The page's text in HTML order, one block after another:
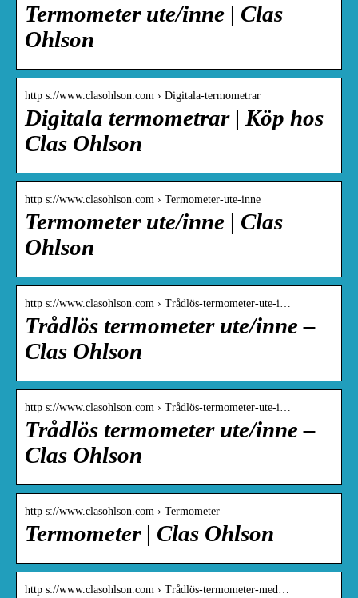
Termometer ute/inne | Clas
Ohlson
http s://www.clasohlson.com › Digitala-termometrar
Digitala termometrar | Köp hos
Clas Ohlson
http s://www.clasohlson.com › Termometer-ute-inne
Termometer ute/inne | Clas
Ohlson
http s://www.clasohlson.com › Trådlös-termometer-ute-i…
Trådlös termometer ute/inne –
Clas Ohlson
http s://www.clasohlson.com › Trådlös-termometer-ute-i…
Trådlös termometer ute/inne –
Clas Ohlson
http s://www.clasohlson.com › Termometer
Termometer | Clas Ohlson
http s://www.clasohlson.com › Trådlös-termometer-med…